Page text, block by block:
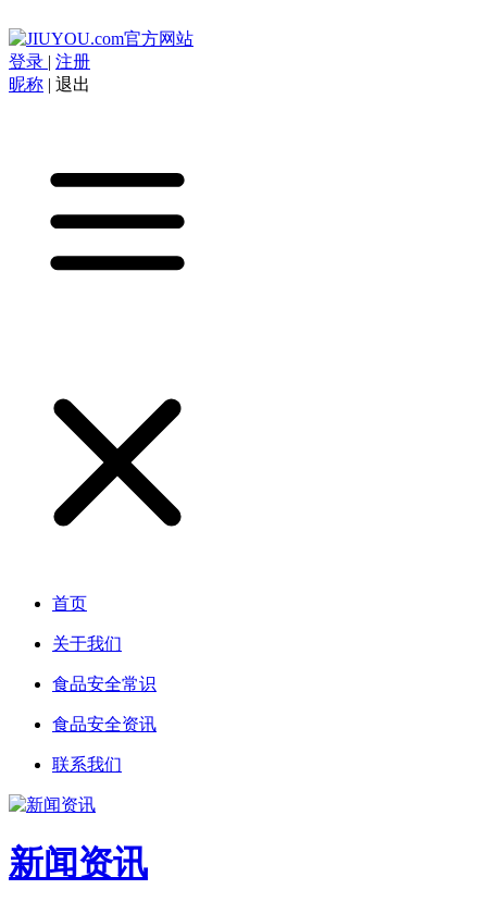
登录 | 注册
昵称 | 退出
首页
关于我们
食品安全常识
食品安全资讯
联系我们
新闻资讯